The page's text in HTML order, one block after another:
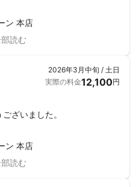
ました。作業後には写真を見
かりやすく説明していただ
いただき、その細やかな気配
見違えるほど綺麗になり、
ン 本店
2026年3月中旬 / 土日
実際の料金12,100円
ざいました。
ン 本店